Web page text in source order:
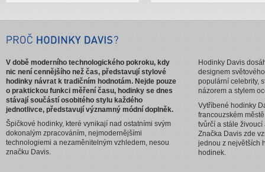
V době moderního technologického pokroku, kdy
nic není cennějšího než čas, představují stylové
hodinky návrat k tradičním hodnotám. Nejde pouze
o praktickou funkci měření času, hodinky se dnes
stávají součástí osobitého stylu každého
jednotlivce, představují významný módní doplněk.
Špičkové hodinky, které vynikají nad ostatními svým
dokonalým zpracováním, nejmodernějšími
technologiemi a nezaměnitelným vzhledem, nesou
značku Davis.
Hodinky Davis
designem
populární celebrity,
názorem a stylem
Vytříbené hodinky
francouzském
tvůrčí a stále
Značka Davis zde
jednou z největších
hodinek.